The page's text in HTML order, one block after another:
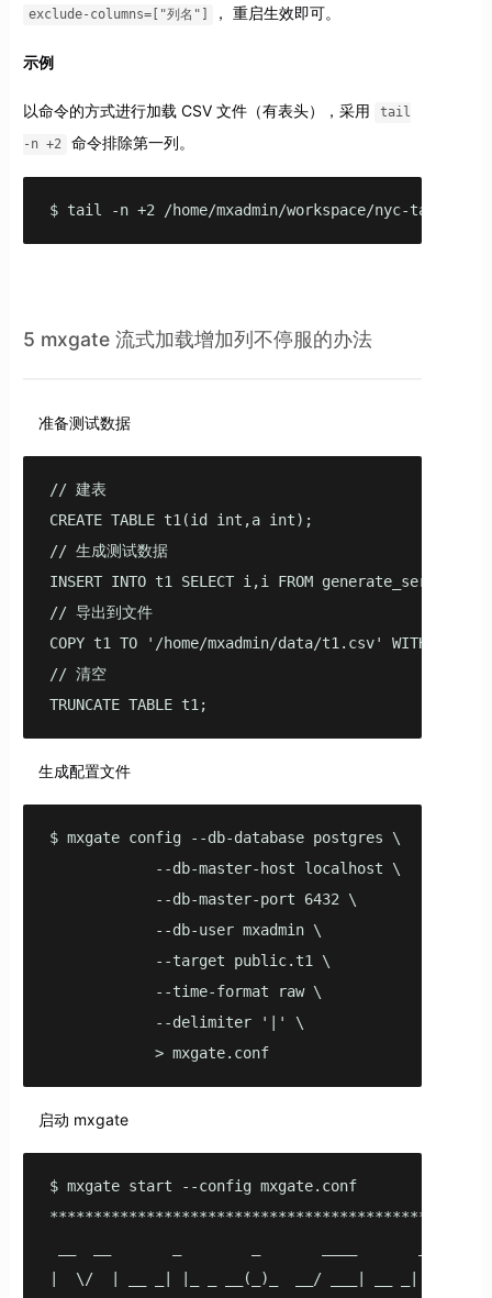
exclude-columns=["列名"] ， 重启生效即可。
示例
以命令的方式进行加载 CSV 文件（有表头），采用 tail
-n +2 命令排除第一列。
$ tail -n +2 /home/mxadmin/workspace/nyc-taxi-
5 mxgate 流式加载增加列不停服的办法
准备测试数据
// 建表
CREATE TABLE t1(id int,a int);
// 生成测试数据
INSERT INTO t1 SELECT i,i FROM
// 导出到文件
COPY t1 TO '/home/mxadmin/data/t1.csv' WITH
// 清空
TRUNCATE TABLE t1;
生成配置文件
$ mxgate config --db-database postgres \
            --db-master-host localhost \
            --db-master-port 6432 \
            --db-user mxadmin \
            --target public.t1 \
            --time-format raw \
            --delimiter '|' \
            > mxgate.conf
启动 mxgate
$ mxgate start --config mxgate.conf
|  \/  | __ _| |_ _ __(_)_  __/ ___| __ _| |_ ___